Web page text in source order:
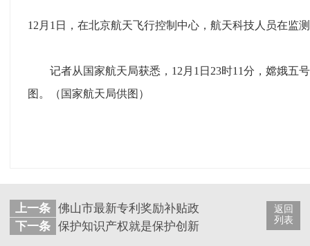
12月1日，在北京航天飞行控制中心，航天科技人员在监
记者从国家航天局获悉，12月1日23时11分，嫦娥五号
图。（国家航天局供图）
返回
列表
上一条 佛山市最新专利奖励补贴政策【2019-2024年】
下一条 保护知识产权就是保护创新——我国知识产权保